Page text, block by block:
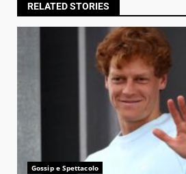
RELATED STORIES
Gossip e Spettacolo